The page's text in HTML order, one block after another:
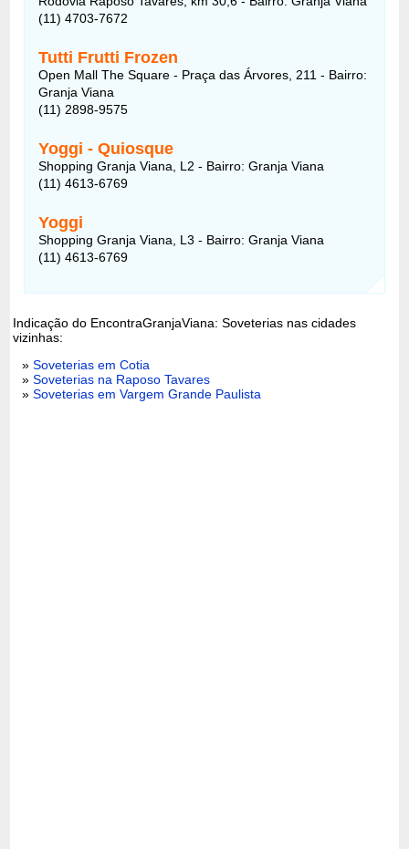
(11) 4703-7672
Tutti Frutti Frozen
Open Mall The Square - Praça das Árvores, 211 - Bairro:
Granja Viana
(11) 2898-9575
Yoggi - Quiosque
Shopping Granja Viana, L2 - Bairro: Granja Viana
(11) 4613-6769
Yoggi
Shopping Granja Viana, L3 - Bairro: Granja Viana
(11) 4613-6769
Indicação do EncontraGranjaViana: Soveterias nas cidades
vizinhas:
»Soveterias em Cotia
»Soveterias na Raposo Tavares
»Soveterias em Vargem Grande Paulista